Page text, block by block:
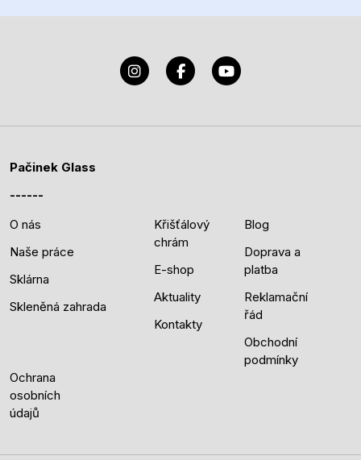
Pačinek Glass
O nás
Naše práce
Sklárna
Skleněná zahrada
Křišťálový
chrám
E-shop
Aktuality
Kontakty
Blog
Doprava a
platba
Reklamační
řád
Obchodní
podmínky
Ochrana
osobních
údajů